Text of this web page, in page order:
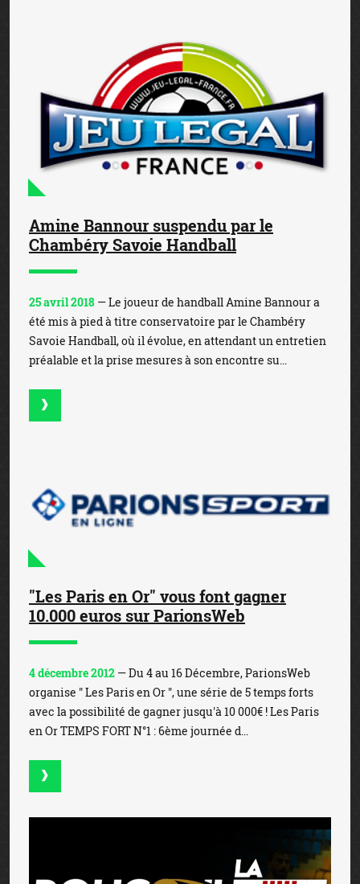
Amine Bannour suspendu par le
Chambéry Savoie Handball
25 avril 2018 — Le joueur de handball Amine Bannour a
été mis à pied à titre conservatoire par le Chambéry
Savoie Handball, où il évolue, en attendant un entretien
préalable et la prise mesures à son encontre su...
"Les Paris en Or" vous font gagner
10.000 euros sur ParionsWeb
4 décembre 2012 — Du 4 au 16 Décembre, ParionsWeb
organise " Les Paris en Or ", une série de 5 temps forts
avec la possibilité de gagner jusqu'à 10 000€ ! Les Paris
en Or TEMPS FORT N°1 : 6ème journée d...